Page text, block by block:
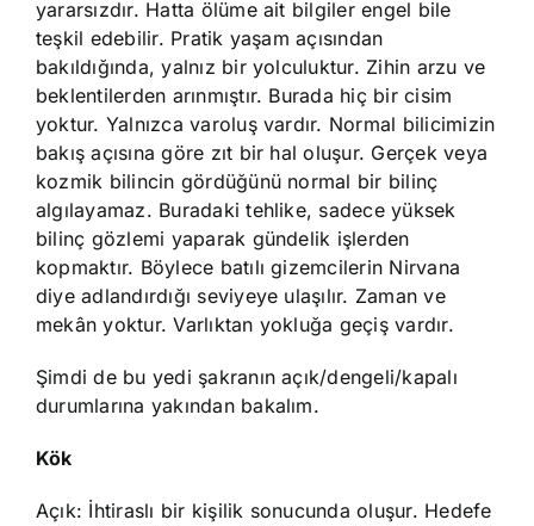
yararsızdır. Hatta ölüme ait bilgiler engel bile
teşkil edebilir. Pratik yaşam açısından
bakıldığında, yalnız bir yolculuktur. Zihin arzu ve
beklentilerden arınmıştır. Burada hiç bir cisim
yoktur. Yalnızca varoluş vardır. Normal bilicimizin
bakış açısına göre zıt bir hal oluşur. Gerçek veya
kozmik bilincin gördüğünü normal bir bilinç
algılayamaz. Buradaki tehlike, sadece yüksek
bilinç gözlemi yaparak gündelik işlerden
kopmaktır. Böylece batılı gizemcilerin Nirvana
diye adlandırdığı seviyeye ulaşılır. Zaman ve
mekân yoktur. Varlıktan yokluğa geçiş vardır.
Şimdi de bu yedi şakranın açık/dengeli/kapalı
durumlarına yakından bakalım.
Kök
Açık: İhtiraslı bir kişilik sonucunda oluşur. Hedefe